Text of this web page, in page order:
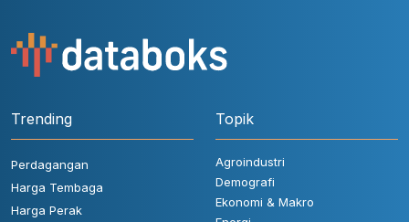
Trending
Perdagangan
Harga Tembaga
Harga Perak
Topik
Agroindustri
Demografi
Ekonomi & Makro